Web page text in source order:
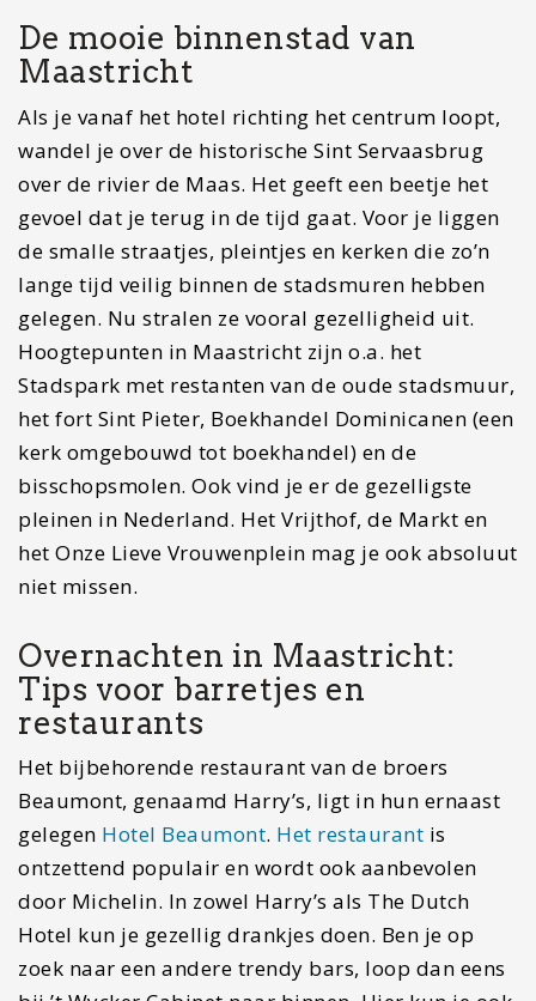
De mooie binnenstad van
Maastricht
Als je vanaf het hotel richting het centrum loopt,
wandel je over de historische Sint Servaasbrug
over de rivier de Maas. Het geeft een beetje het
gevoel dat je terug in de tijd gaat. Voor je liggen
de smalle straatjes, pleintjes en kerken die zo’n
lange tijd veilig binnen de stadsmuren hebben
gelegen. Nu stralen ze vooral gezelligheid uit.
Hoogtepunten in Maastricht zijn o.a. het
Stadspark met restanten van de oude stadsmuur,
het fort Sint Pieter, Boekhandel Dominicanen (een
kerk omgebouwd tot boekhandel) en de
bisschopsmolen. Ook vind je er de gezelligste
pleinen in Nederland. Het Vrijthof, de Markt en
het Onze Lieve Vrouwenplein mag je ook absoluut
niet missen.
Overnachten in Maastricht:
Tips voor barretjes en
restaurants
Het bijbehorende restaurant van de broers
Beaumont, genaamd Harry’s, ligt in hun ernaast
gelegen Hotel Beaumont. Het restaurant is
ontzettend populair en wordt ook aanbevolen
door Michelin. In zowel Harry’s als The Dutch
Hotel kun je gezellig drankjes doen. Ben je op
zoek naar een andere trendy bars, loop dan eens